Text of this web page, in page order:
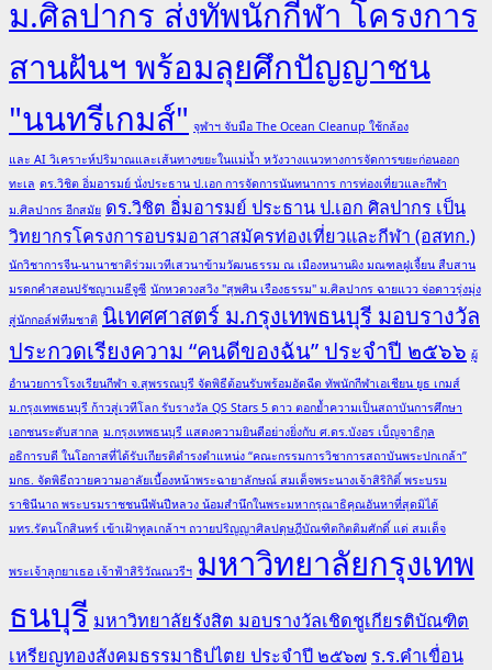
ม.ศิลปากร ส่งทัพนักกีฬา โครงการ
สานฝันฯ พร้อมลุยศึกปัญญาชน
"นนทรีเกมส์" จุฬาฯ จับมือ The Ocean Cleanup ใช้กล้อง
และ AI วิเคราะห์ปริมาณและเส้นทางขยะในแม่น้ำ หวังวางแนวทางการจัดการขยะก่อนออก
ทะเล ดร.วิชิต อิ่มอารมย์ นั่งประธาน ป.เอก การจัดการนันทนาการ การท่องเที่ยวและกีฬา
ม.ศิลปากร อีกสมัย ดร.วิชิต อิ่มอารมย์ ประธาน ป.เอก ศิลปากร เป็น
วิทยากรโครงการอบรมอาสาสมัครท่องเที่ยวและกีฬา (อสทก.)
นักวิชาการจีน-นานาชาติร่วมเวทีเสวนาข้ามวัฒนธรรม ณ เมืองหนานผิง มณฑลฝูเจี้ยน สืบสาน
มรดกคำสอนปรัชญาเมธีจูซี นักหวดวงสวิง "สุพศิน เรืองธรรม" ม.ศิลปากร ฉายแวว จ่อดาวรุ่งมุ่ง
สู่นักกอล์ฟทีมชาติ นิเทศศาสตร์ ม.กรุงเทพธนบุรี มอบรางวัล
ประกวดเรียงความ “คนดีของฉัน” ประจำปี ๒๕๖๖ ผู้
อำนวยการโรงเรียนกีฬา จ.สุพรรณบุรี จัดพิธีต้อนรับพร้อมอัดฉีด ทัพนักกีฬาเอเชียน ยูธ เกมส์
ม.กรุงเทพธนบุรี ก้าวสู่เวทีโลก รับรางวัล QS Stars 5 ดาว ตอกย้ำความเป็นสถาบันการศึกษา
เอกชนระดับสากล ม.กรุงเทพธนบุรี แสดงความยินดีอย่างยิ่งกับ ศ.ดร.บังอร เบ็ญจาธิกุล
อธิการบดี ในโอกาสที่ได้รับเกียรติดำรงตำแหน่ง “คณะกรรมการวิชาการสถาบันพระปกเกล้า”
มกธ. จัดพิธีถวายความอาลัยเบื้องหน้าพระฉายาลักษณ์ สมเด็จพระนางเจ้าสิริกิติ์ พระบรม
ราชินีนาถ พระบรมราชชนนีพันปีหลวง น้อมสำนึกในพระมหากรุณาธิคุณอันหาที่สุดมิได้
มทร.รัตนโกสินทร์ เข้าเฝ้าทูลเกล้าฯ ถวายปริญญาศิลปดุษฎีบัณฑิตกิตติมศักดิ์ แด่ สมเด็จ
พระเจ้าลูกยาเธอ เจ้าฟ้าสิริวัณณวรีฯ มหาวิทยาลัยกรุงเทพ
ธนบุรี มหาวิทยาลัยรังสิต มอบรางวัลเชิดชูเกียรติบัณฑิต
เหรียญทองสังคมธรรมาธิปไตย ประจำปี ๒๕๖๗ ร.ร.คำเขื่อน